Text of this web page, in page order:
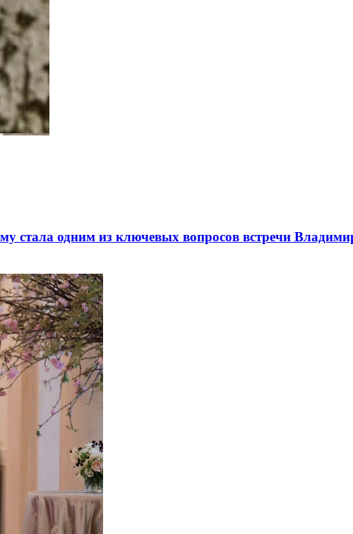
стала одним из ключевых вопросов встречи